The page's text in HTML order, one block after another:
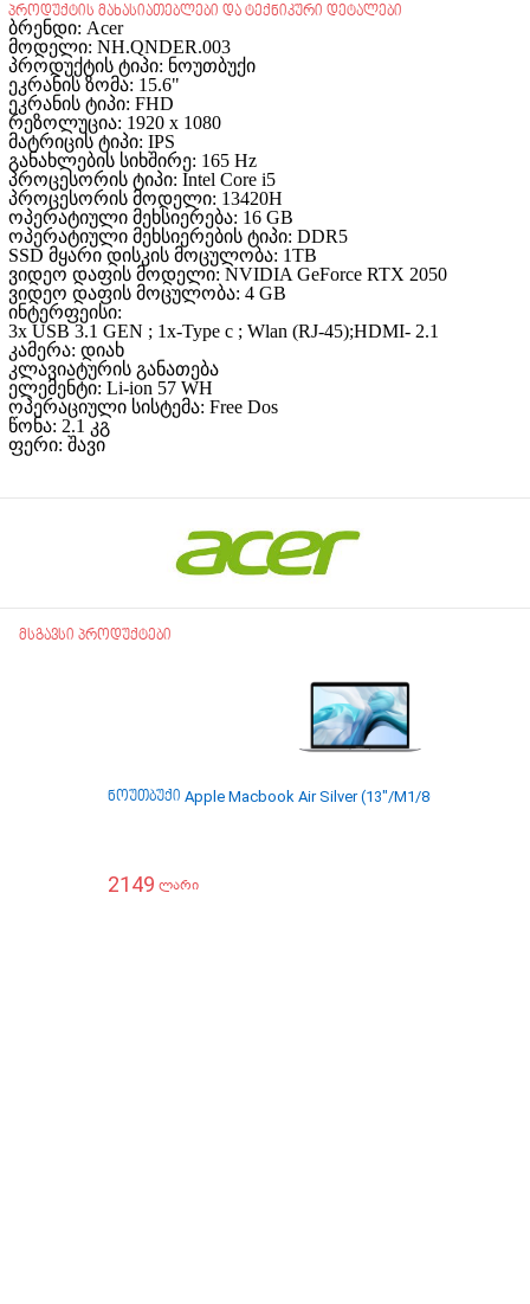
პროდუქტის მახასიათებლები და ტექნიკური დეტალები
ბრენდი: Acer
მოდელი: NH.QNDER.003
პროდუქტის ტიპი: ნოუთბუქი
ეკრანის ზომა: 15.6"
ეკრანის ტიპი: FHD
რეზოლუცია: 1920 x 1080
მატრიცის ტიპი: IPS
განახლების სიხშირე: 165 Hz
პროცესორის ტიპი: Intel Core i5
პროცესორის მოდელი: 13420H
ოპერატიული მეხსიერება: 16 GB
ოპერატიული მეხსიერების ტიპი: DDR5
SSD მყარი დისკის მოცულობა: 1TB
ვიდეო დაფის მოდელი: NVIDIA GeForce RTX 2050
ვიდეო დაფის მოცულობა: 4 GB
ინტერფეისი:
3x USB 3.1 GEN ; 1x-Type c ; Wlan (RJ-45);HDMI- 2.1
კამერა: დიახ
კლავიატურის განათება
ელემენტი: Li-ion 57 WH
ოპერაციული სისტემა: Free Dos
წონა: 2.1 კგ
ფერი: შავი
მსგავსი პროდუქტები
ნოუთბუქი Apple Macbook Air Silver (13"/M1/8GB/256GB)
2149 ლარი